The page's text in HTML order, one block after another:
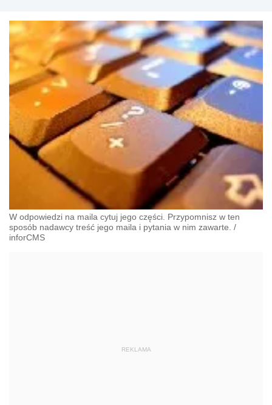
W odpowiedzi na maila cytuj jego części. Przypomnisz w ten
sposób nadawcy treść jego maila i pytania w nim zawarte. /
inforCMS